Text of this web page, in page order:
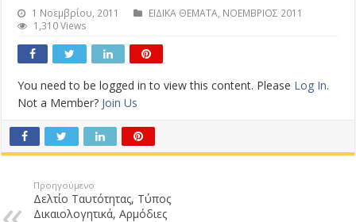
1 Νοεμβρίου, 2011 ΕΙΔΙΚΑ ΘΕΜΑΤΑ, ΝΟΕΜΒΡΙΟΣ 2011
1,310 Views
You need to be logged in to view this content. Please Log In.
Not a Member? Join Us
Προηγούμενο
Δελτίο Ταυτότητας, Τύπος
Δικαιολογητικά, Αρμόδιες